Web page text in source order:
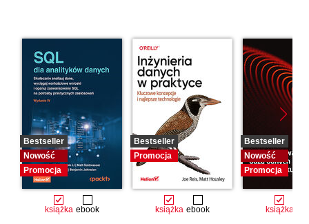
Bestseller
Nowość
Promocja
książka ebook
Bestseller
Promocja
książka ebook
Bestseller
Nowość
Promocja
książka